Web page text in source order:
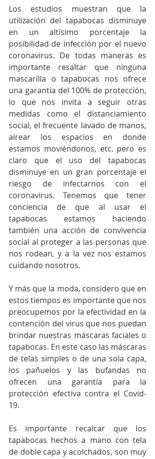
Los estudios muestran que la
utilización del tapabocas disminuye
en un altísimo porcentaje la
posibilidad de infección por el nuevo
coronavirus. De todas maneras es
importante resaltar que ninguna
mascarilla o tapabocas nos ofrece
una garantía del 100% de protección,
lo que nos invita a seguir otras
medidas como el distanciamiento
social, el frecuente lavado de manos,
airear los espacios en donde
estamos moviéndonos, etc. pero es
claro que el uso del tapabocas
disminuye en un gran porcentaje el
riesgo de infectarnos con el
coronavirus. Tenemos que tener
conciencia de que al usar el
tapabocas estamos haciendo
también una acción de convivencia
social al proteger a las personas que
nos rodean, y a la vez nos estamos
cuidando nosotros.
Y más que la moda, considero que en
estos tiempos es importante que nos
preocupemos por la efectividad en la
contención del virus que nos puedan
brindar nuestras máscaras faciales o
tapabocas. En este caso las máscaras
de telas simples o de una sola capa,
los pañuelos y las bufandas no
ofrecen una garantía para la
protección efectiva contra el Covid-
19.
Es importante recalcar que los
tapabocas hechos a mano con tela
de doble capa y acolchados, son muy